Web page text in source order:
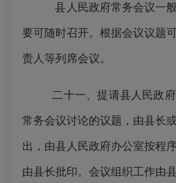
县人民政府常务会议一
要可随时召开。根据会议议题
责人等列席会议。
二十一、提请县人民政
常务会议讨论的议题，由县长
出，由县人民政府办公室按程
由县长批印。会议组织工作由